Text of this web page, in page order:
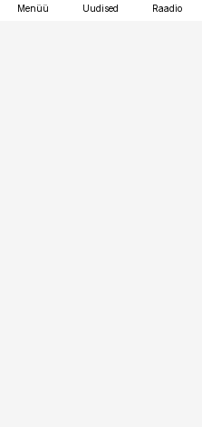
Menüü Uudised Raadio